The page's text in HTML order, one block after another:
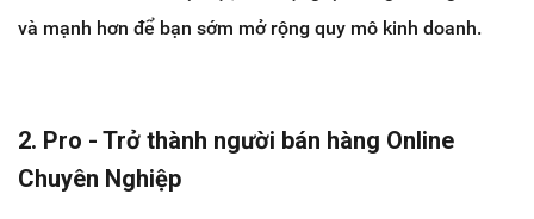
và mạnh hơn để bạn sớm mở rộng quy mô kinh doanh.
2. Pro - Trở thành người bán hàng Online
Chuyên Nghiệp